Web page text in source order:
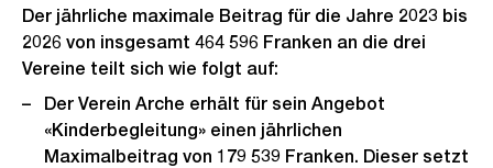
Der jährliche maximale Beitrag für die Jahre 2023 bis
2026 von insgesamt 464 596 Franken an die drei
Vereine teilt sich wie folgt auf:
Der Verein Arche erhält für sein Angebot
«Kinderbegleitung» einen jährlichen
Maximalbeitrag von 179 539 Franken. Dieser setzt